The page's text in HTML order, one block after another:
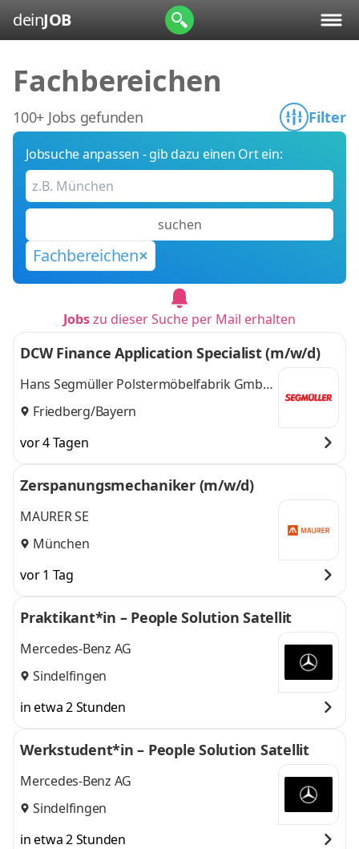
deinJOB
Fachbereichen
100+ Jobs gefunden Filter
Jobsuche anpassen - gib dazu einen Ort ein:
suchen
Fachbereichen
Jobszu dieser Suche per Mail erhalten
DCW Finance Application Specialist (m/w/d)
Hans Segmüller Polstermöbelfabrik GmbH
& Co. KG
Friedberg/Bayern
vor 4 Tagen
Zerspanungsmechaniker (m/w/d)
MAURER SE
München
vor 1 Tag
Praktikant*in – People Solution Satellit
Mercedes-Benz AG
Sindelfingen
in etwa 2 Stunden
Werkstudent*in – People Solution Satellit
Mercedes-Benz AG
Sindelfingen
in etwa 2 Stunden